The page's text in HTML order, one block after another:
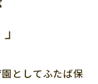
としてふたば保